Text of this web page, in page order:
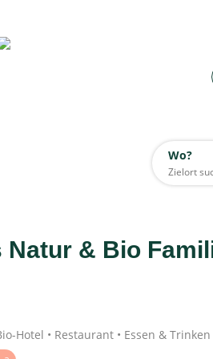
Wo?
Wo?
Daten werden geladen
Natur & Bio
Hotel • Restaurant • Essen &